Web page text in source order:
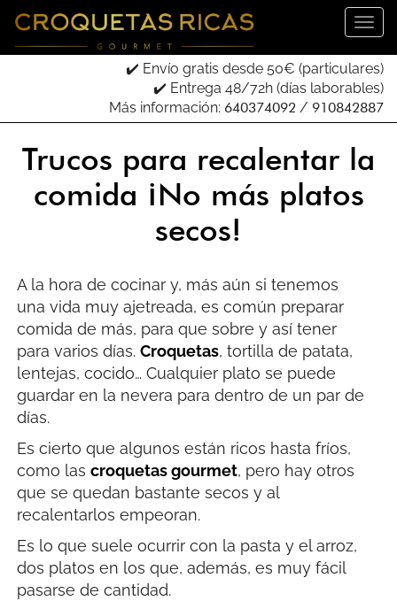
✔️ Envío gratis desde 50€ (particulares)
✔️ Entrega 48/72h (días laborables)
Más información: 640374092 / 910842887
Trucos para recalentar la
comida ¡No más platos
secos!
A la hora de cocinar y, más aún si tenemos
una vida muy ajetreada, es común preparar
comida de más, para que sobre y así tener
para varios días.Croquetas, tortilla de patata,
lentejas, cocido… Cualquier plato se puede
guardar en la nevera para dentro de un par de
días.
Es cierto que algunos están ricos hasta fríos,
como lascroquetas gourmet, pero hay otros
que se quedan bastante secos y al
recalentarlos empeoran.
Es lo que suele ocurrir con la pasta y el arroz,
dos platos en los que, además, es muy fácil
pasarse de cantidad.